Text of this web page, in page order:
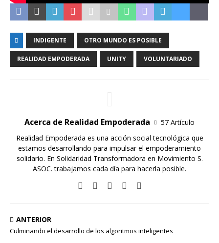
INDIGENTE OTRO MUNDO ES POSIBLE
REALIDAD EMPODERADA UNITY VOLUNTARIADO
Acerca de Realidad Empoderada
57 Artículo
Realidad Empoderada es una acción social tecnológica que
estamos desarrollando para impulsar el empoderamiento
solidario. En Solidaridad Transformadora en Movimiento S.
ASOC. trabajamos cada día para hacerla posible.
ANTERIOR
Culminando el desarrollo de los algoritmos inteligentes